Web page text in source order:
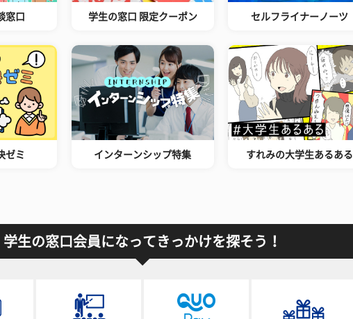
窓口 学生の窓口 限定クーポン セルフライナーノーツ
ゼミ インターンシップ特集 すれみの大学生あるある
学生の窓口会員になってきっかけを探そう！